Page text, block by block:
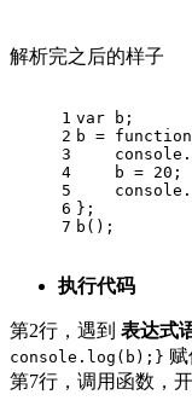
解析完之后的样子
1
2
3
4
5
6
7
var b;
b = function
console
    b =
20 ;
console
};
b();
执行代码
第2行，遇到 表达式
console.log(b);}
第7行，调用函数，